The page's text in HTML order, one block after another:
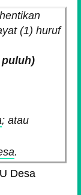
(1) huruf
puluh)
; atau
.
Desa